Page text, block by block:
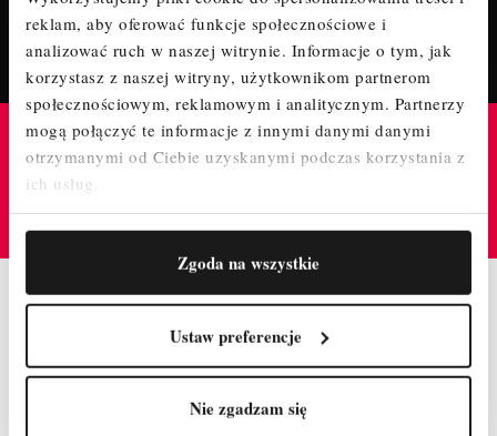
reklam, aby oferować funkcje społecznościowe i
analizować ruch w naszej witrynie. Informacje o tym, jak
korzystasz z naszej witryny, użytkownikom partnerom
społecznościowym, reklamowym i analitycznym. Partnerzy
mogą połączyć te informacje z innymi danymi danymi
otrzymanymi od Ciebie uzyskanymi podczas korzystania z
ich usług.
Zgoda na wszystkie
Ustaw preferencje
Nie zgadzam się
Fanpage
POLUB NASZ PROFIL I BĄDŹ NA BIEŻĄCO!
Instagram
Odpowiemy na każde
pytanie!